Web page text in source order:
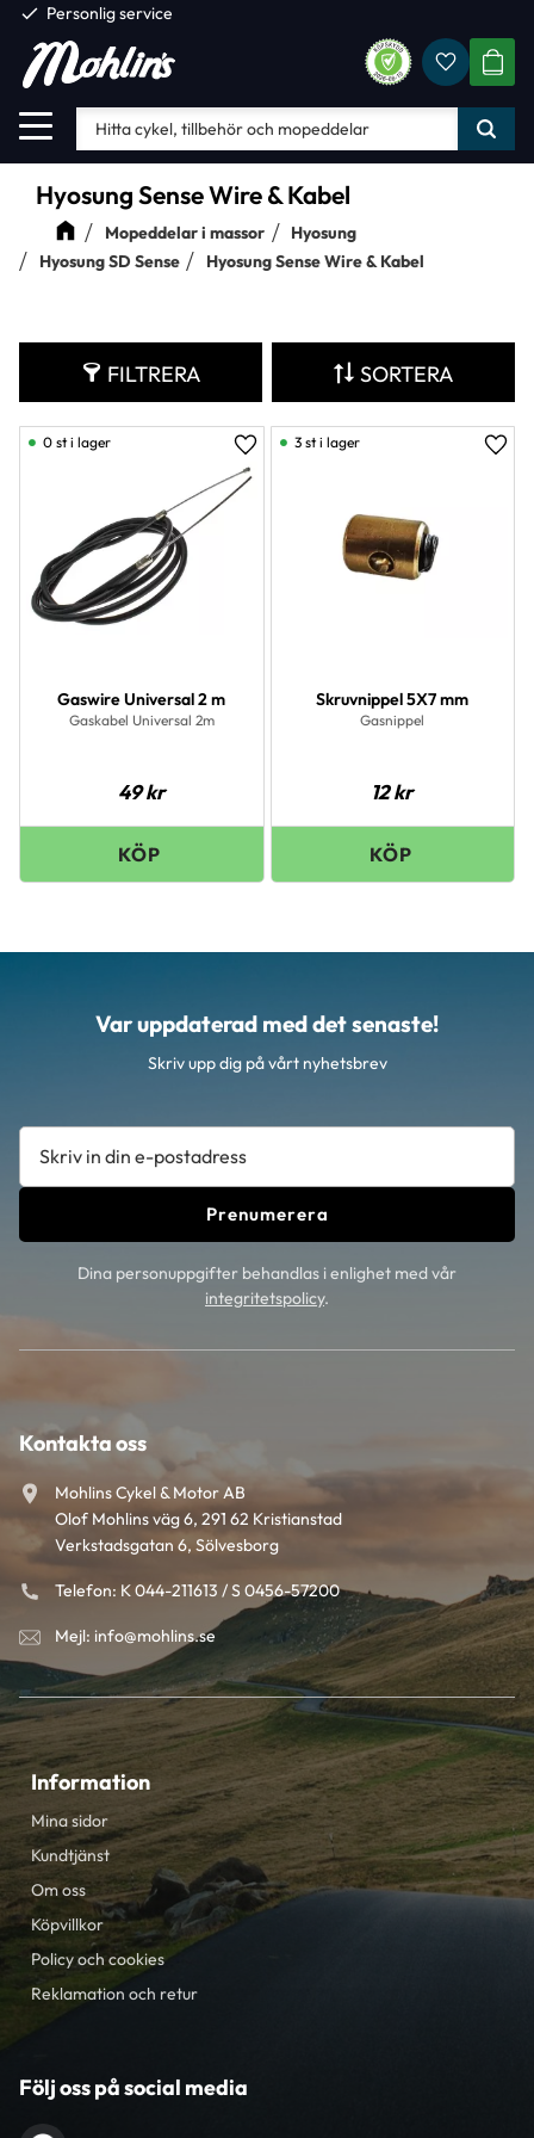
Meny
check Personlig service
Hyosung Sense Wire & Kabel
Mopeddelar i massor
Hyosung
Hyosung SD Sense
Hyosung Sense Wire & Kabel
FILTRERA SORTERA
Gaswire Universal 2 m
Gaskabel Universal 2m
49kr
Lägg till i favoriter
0 st i lager
Skruvnippel 5X7 mm
Gasnippel
12kr
3 st i lager
Var uppdaterad med det senaste!
Skriv upp dig på vårt nyhetsbrev
Prenumerera
Dina personuppgifter behandlas i enlighet med vår
integritetspolicy.
Kontakta oss
Mohlins Cykel & Motor AB
Olof Mohlins väg 6, 291 62 Kristianstad
Verkstadsgatan 6, Sölvesborg
Telefon: K 044-211613 / S 0456-57200
Mejl: info@mohlins.se
Information
Mina sidor
Kundtjänst
Om oss
Köpvillkor
Policy och cookies
Reklamation och retur
Följ oss på social media